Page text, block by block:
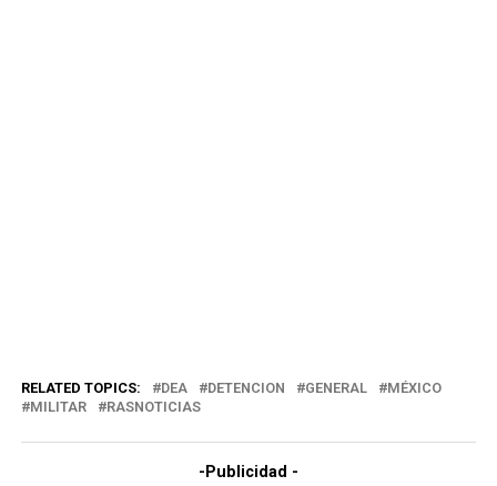
RELATED TOPICS: DEA DETENCION GENERAL
MÉXICO
MILITAR
RASNOTICIAS
-Publicidad -